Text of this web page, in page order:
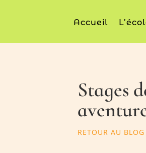
Accueil
Stages
RETOUR AU